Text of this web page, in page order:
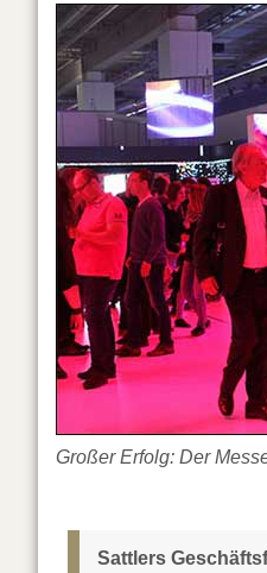
Großer Erfolg: Der
Sattlers